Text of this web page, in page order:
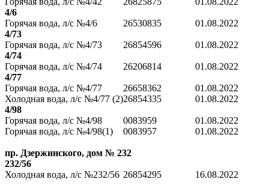
4/6
Горячая вода, л/с №4/6
26530835
01.08.2022
4/73
Горячая вода, л/с №4/73
26854596
01.08.2022
4/74
Горячая вода, л/с №4/74
26206814
01.08.2022
4/77
Горячая вода, л/с №4/77
26658362
01.08.2022
Холодная вода, л/с №4/77 (2)26854335
01.08.2022
4/98
Горячая вода, л/с №4/98
0083959
01.08.2022
Горячая вода, л/с №4/98(1)
0083957 01.08.2022
пр. Дзержинского, дом № 232
232/56
Холодная вода, л/с №232/56 26854295 16.08.2022